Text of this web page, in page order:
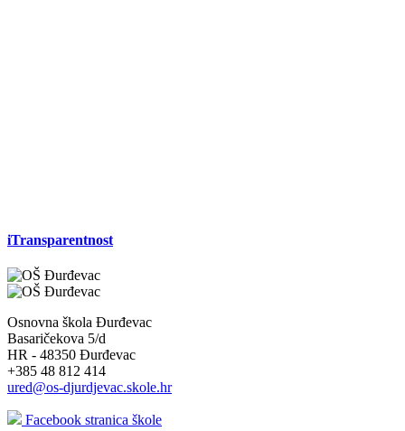
iTransparentnost
Osnovna škola Đurđevac
Basaričekova 5/d
HR - 48350 Đurđevac
+385 48 812 414
ured@os-djurdjevac.skole.hr
Facebook stranica škole